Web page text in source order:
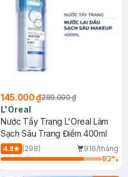
145.000 ₫289.000 ₫
L'Oreal
Nước Tẩy Trang L'Oreal Làm
Sạch Sâu Trang Điểm 400ml
4.8 (298)
916/tháng
82%